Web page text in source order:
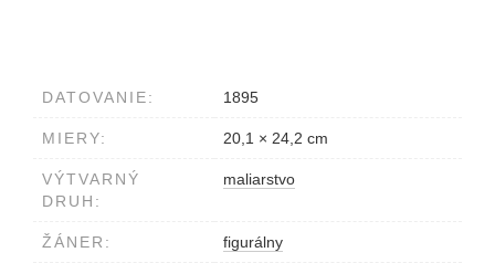
DATOVANIE: 1895
MIERY: 20,1 × 24,2 cm
VÝTVARNÝ
DRUH:
maliarstvo
ŽÁNER: figurálny